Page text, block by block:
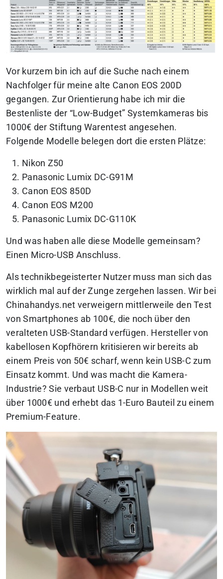
Vor kurzem bin ich auf die Suche nach einem
Nachfolger für meine alte Canon EOS 200D
gegangen. Zur Orientierung habe ich mir die
Bestenliste der “Low-Budget” Systemkameras bis
1000€ der Stiftung Warentest angesehen.
Folgende Modelle belegen dort die ersten Plätze:
Nikon Z50
Panasonic Lumix DC-G91M
Canon EOS 850D
Canon EOS M200
Panasonic Lumix DC-G110K
Und was haben alle diese Modelle gemeinsam?
Einen Micro-USB Anschluss.
Als technikbegeisterter Nutzer muss man sich das
wirklich mal auf der Zunge zergehen lassen. Wir bei
Chinahandys.net verweigern mittlerweile den Test
von Smartphones ab 100€, die noch über den
veralteten USB-Standard verfügen. Hersteller von
kabellosen Kopfhörern kritisieren wir bereits ab
einem Preis von 50€ scharf, wenn kein USB-C zum
Einsatz kommt. Und was macht die Kamera-
Industrie? Sie verbaut USB-C nur in Modellen weit
über 1000€ und erhebt das 1-Euro Bauteil zu einem
Premium-Feature.